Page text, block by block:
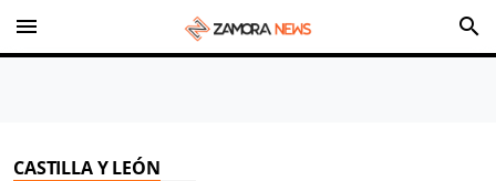
menu search
CASTILLA Y LEÓN